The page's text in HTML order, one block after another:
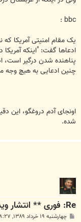
bbc :
یک مقام امنیتی آمریکا
ادعاها گفت: "اینکه آمریکا
پناهنده شدن درگیر
چنین ادعایی به هیچ وجه
اونجای آدم دروغگو، این
شده.
Re: فوری ** انتشار ویدئوی محرمانه دانشمند ربوده شده ایرانی
پ چهارشنبه ۱۹ خرداد ۱۳۸۹, ۸:۲۷ ب.ظ